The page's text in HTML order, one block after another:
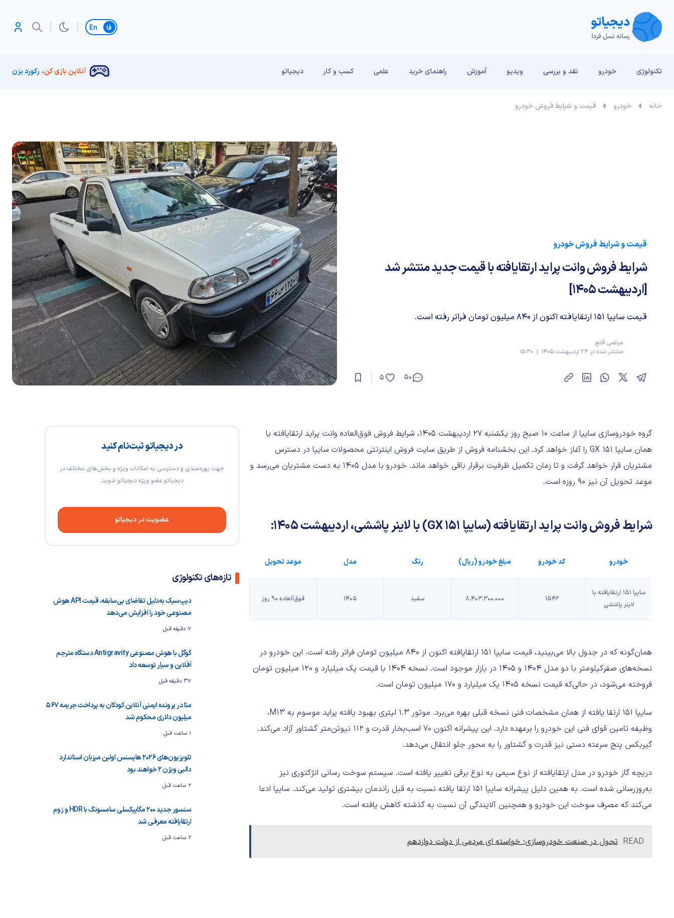
تغییر زبان
تکنولوژی خودرو نقد و بررسی‌ ویدیو آموزش راهنمای خرید علمی کسب و کار دیجیاتو آنلاین بازی کن، رکورد بزن
خانه خودرو قیمت و شرایط فروش خودرو
قیمت و شرایط فروش خودرو
شرایط فروش وانت پراید ارتقایافته با قیمت جدید منتشر شد
[اردیبهشت ۱۴۰۵]
قیمت سایپا ۱۵۱ ارتقایافته اکنون از ۸۴۰ میلیون تومان فراتر رفته است.
مرتضی قانع
منتشر شده در 24 اردیبهشت 1405 | 15:30
50
5
در دیجیاتو ثبت‌نام کنید
جهت بهره‌مندی و دسترسی به امکانات ویژه و بخش‌های مختلف در
دیجیاتو عضو ویژه دیجیاتو شوید.
عضویت در دیجیاتو
تازه‌های تکنولوژی
دیپ‌سیک به‌دلیل تقاضای بی‌سابقه، قیمت API هوش
مصنوعی خود را افزایش می‌دهد
7 دقیقه قبل
گوگل با هوش مصنوعی Antigravity دستگاه مترجم
آفلاین و سیار توسعه داد
37 دقیقه قبل
متا در پرونده ایمنی آنلاین کودکان به پرداخت جریمه ۵۶۷
میلیون دلاری محکوم شد
1 ساعت قبل
تلویزیون‌های ۲۰۲۶ هایسنس اولین میزبان استاندارد
دالبی ویژن ۲ خواهند بود
2 ساعت قبل
سنسور جدید ۲۰۰ مگاپیکسلی سامسونگ با HDR و زوم
ارتقایافته معرفی شد
2 ساعت قبل
گروه خودروسازی سایپا از ساعت ۱۰ صبح روز یکشنبه ۲۷ اردیبهشت ۱۴۰۵، شرایط فروش فوق‌العاده وانت پراید ارتقایافته یا
همان سایپا 151 GX را آغاز خواهد کرد. این بخشنامه فروش از طریق سایت فروش اینترنتی محصولات سایپا در دسترس
مشتریان قرار خواهد گرفت و تا زمان تکمیل ظرفیت برقرار باقی خواهد ماند. خودرو با مدل ۱۴۰۵ به دست مشتریان می‌رسد و
موعد تحویل آن نیز ۹۰ روزه است.
شرایط فروش وانت پراید ارتقایافته (سایپا 151 GX) با لاینر پاششی، اردیبهشت ۱۴۰۵:
خودرو کد خودرو مبلغ خودرو (ریال) رنگ مدل موعد تحویل
سایپا ۱۵۱ ارتقایافته با
لاینر پاششی
۱۵۴۲ ۸.۴۰۳.۳۰۰.۰۰۰ سفید ۱۴۰۵ فوق‌العاده ۹۰ روز
همان‌گونه که در جدول بالا می‌بینید، قیمت سایپا ۱۵۱ ارتقایافته اکنون از ۸۴۰ میلیون تومان فراتر رفته است. این خودرو در
نسخه‌های صفرکیلومتر با دو مدل ۱۴۰۴ و ۱۴۰۵ در بازار موجود است. نسخه ۱۴۰۴ با قیمت یک میلیارد و ۱۲۰ میلیون تومان
فروخته می‌شود، در حالی‌که قیمت نسخه ۱۴۰۵ یک میلیارد و ۱۷۰ میلیون تومان است.
سایپا ۱۵۱ ارتقا یافته از همان مشخصات فنی نسخه قبلی بهره می‌برد. موتور ۱.۳ لیتری بهبود یافته پراید موسوم به M13،
وظیفه تامین قوای فنی این خودرو را برعهده دارد. این پیشرانه اکنون ۷۰ اسب‌بخار قدرت و ۱۱۲ نیوتن‌متر گشتاور آزاد می‌کند.
گیربکس پنج سرعته دستی نیز قدرت و گشتاور را به محور جلو انتقال می‌دهد.
دریچه گاز خودرو در مدل ارتقایافته از نوع سیمی به نوع برقی تغییر یافته است. سیستم سوخت رسانی انژکتوری نیز
به‌روزرسانی شده است. به همین دلیل پیشرانه سایپا ۱۵۱ ارتقا یافته نسبت به قبل راندمان بیشتری تولید می‌کند. سایپا ادعا
می‌کند که مصرف سوخت این خودرو و همچنین آلایندگی آن نسبت به گذشته کاهش یافته است.
READ تحول در صنعت خودروسازی؛ خواسته ای مردمی از دولت دوازدهم